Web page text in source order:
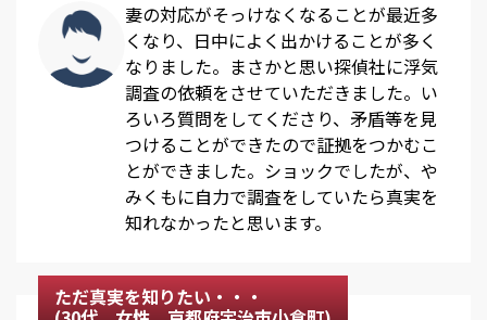
妻の対応がそっけなくなることが最近多
くなり、日中によく出かけることが多く
なりました。まさかと思い探偵社に浮気
調査の依頼をさせていただきました。い
ろいろ質問をしてくださり、矛盾等を見
つけることができたので証拠をつかむこ
とができました。ショックでしたが、や
みくもに自力で調査をしていたら真実を
知れなかったと思います。
ただ真実を知りたい・・・